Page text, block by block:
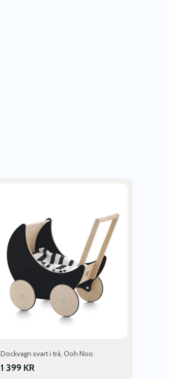
Dockvagn svart i trä, Ooh Noo
1 399 KR